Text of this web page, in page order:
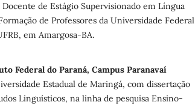
de Estágio Supervisionado em Língua
de Professores da Universidade Federal
em Amargosa-BA.
Federal do Paraná, Campus Paranavaí
Estadual de Maringá, com dissertação
Linguísticos, na linha de pesquisa Ensino-